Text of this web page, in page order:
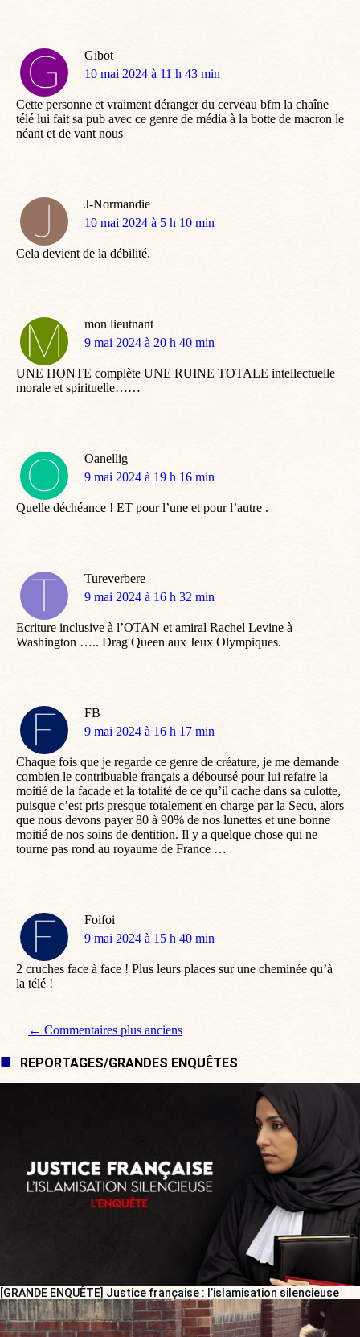
Gibot
dit
10 mai 2024 à 11 h 43 min
Cette personne et vraiment déranger du cerveau bfm la chaîne
télé lui fait sa pub avec ce genre de média à la botte de macron le
néant et de vant nous
J-Normandie
dit
10 mai 2024 à 5 h 10 min
Cela devient de la débilité.
mon lieutnant
dit
9 mai 2024 à 20 h 40 min
UNE HONTE complète UNE RUINE TOTALE intellectuelle
morale et spirituelle……
Oanellig
dit
9 mai 2024 à 19 h 16 min
Quelle déchéance ! ET pour l’une et pour l’autre .
Tureverbere
dit
9 mai 2024 à 16 h 32 min
Ecriture inclusive à l’OTAN et amiral Rachel Levine à
Washington ….. Drag Queen aux Jeux Olympiques.
FB
dit
9 mai 2024 à 16 h 17 min
Chaque fois que je regarde ce genre de créature, je me demande
combien le contribuable français a déboursé pour lui refaire la
moitié de la facade et la totalité de ce qu’il cache dans sa culotte,
puisque c’est pris presque totalement en charge par la Secu, alors
que nous devons payer 80 à 90% de nos lunettes et une bonne
moitié de nos soins de dentition. Il y a quelque chose qui ne
tourne pas rond au royaume de France …
Foifoi
dit
9 mai 2024 à 15 h 40 min
2 cruches face à face ! Plus leurs places sur une cheminée qu’à
la télé !
Navigation de commentaire
← Commentaires plus anciens
REPORTAGES/GRANDES ENQUÊTES
[GRANDE ENQUÊTE] Justice française : l’islamisation silencieuse